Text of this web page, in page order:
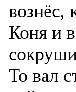
вознёс,
Коня и
То вал